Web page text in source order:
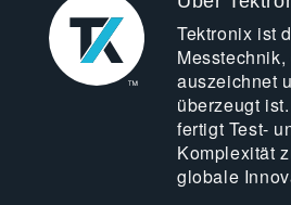
Tektronix ist
auszeichnet
überzeugt
fertigt Test-
Komplexität
globale